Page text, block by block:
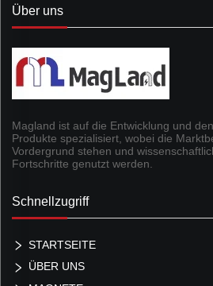
Über uns
Magland ist auf die Entwicklung und
Produkte spezialisiert, wobei die
Vordergrund stehen und
Fortschritte genutzt werden.
Schnellzugriff
STARTSEITE
ÜBER UNS